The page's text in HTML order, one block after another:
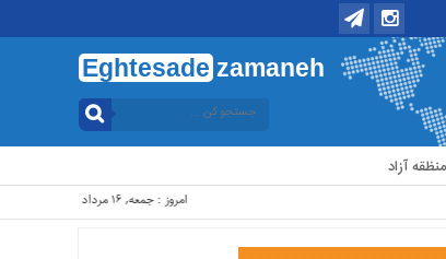
Eghtesade zamaneh
منظقه آزاد
امروز : جمعه, ۱۶ مرداد , ۱۴۰۵ .::. برابر با : Friday, 7 August , 2026